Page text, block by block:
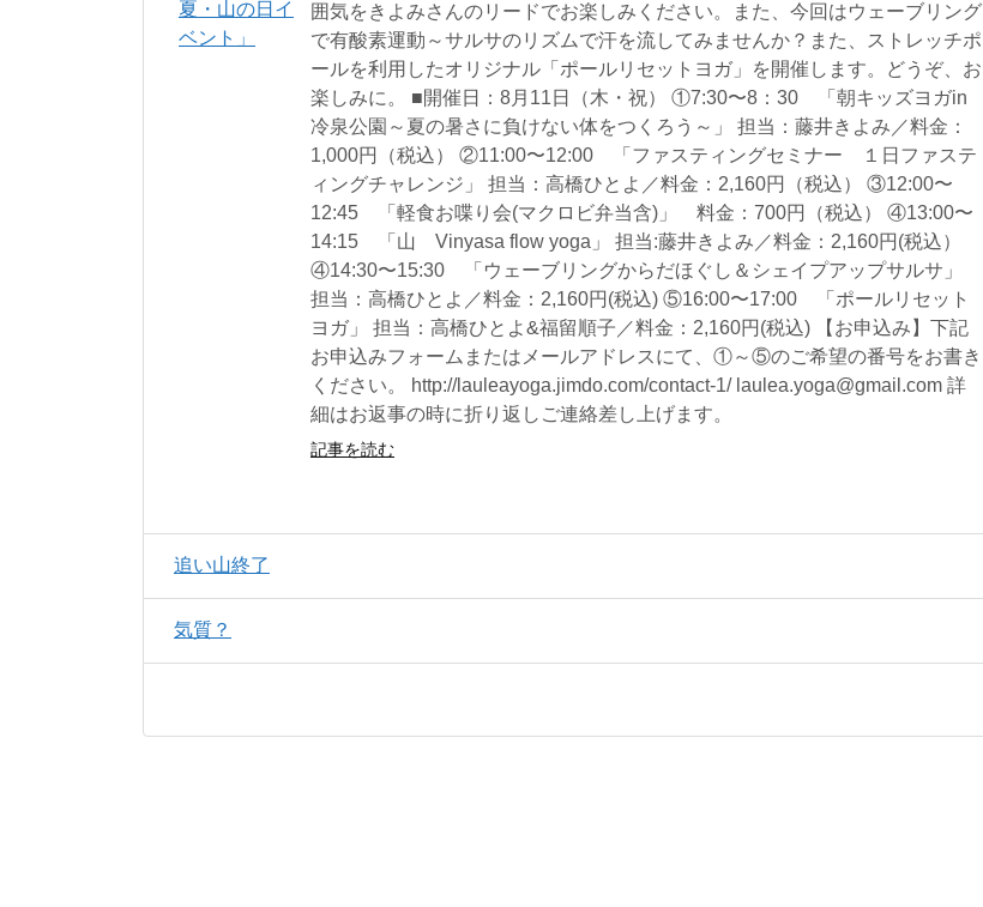
囲気をきよみさんのリードでお楽しみください。また、今回はウェーブリング
で有酸素運動～サルサのリズムで汗を流してみませんか？また、ストレッチポ
ールを利用したオリジナル「ポールリセットヨガ」を開催します。どうぞ、お
楽しみに。 ■開催日：8月11日（木・祝） ①7:30〜8：30 「朝キッズヨガin
冷泉公園～夏の暑さに負けない体をつくろう～」 担当：藤井きよみ／料金：
1,000円（税込） ②11:00〜12:00 「ファスティングセミナー １日ファステ
ィングチャレンジ」 担当：高橋ひとよ／料金：2,160円（税込） ③12:00〜
12:45 「軽食お喋り会(マクロビ弁当含)」 料金：700円（税込） ④13:00〜
14:15 「山 Vinyasa flow yoga」 担当:藤井きよみ／料金：2,160円(税込）
④14:30〜15:30 「ウェーブリングからだほぐし＆シェイプアップサルサ」
担当：高橋ひとよ／料金：2,160円(税込) ⑤16:00〜17:00 「ポールリセット
ヨガ」 担当：高橋ひとよ&福留順子／料金：2,160円(税込) 【お申込み】下記
お申込みフォームまたはメールアドレスにて、①～⑤のご希望の番号をお書き
ください。 http://lauleayoga.jimdo.com/contact-1/ laulea.yoga@gmail.com 詳
細はお返事の時に折り返しご連絡差し上げます。
記事を読む
追い山終了
気質？